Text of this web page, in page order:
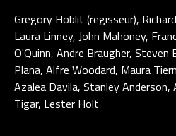
Gregory Hoblit (regisseur),
Laura Linney, John Mahoney,
O'Quinn, Andre Braugher, Steven
Plana, Alfre Woodard, Maura
Azalea Davila, Stanley
Tigar, Lester Holt